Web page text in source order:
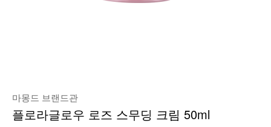
마몽드 브랜드관
플로라글로우 로즈 스무딩 크림 50ml